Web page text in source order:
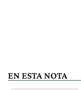
EN ESTA NOTA